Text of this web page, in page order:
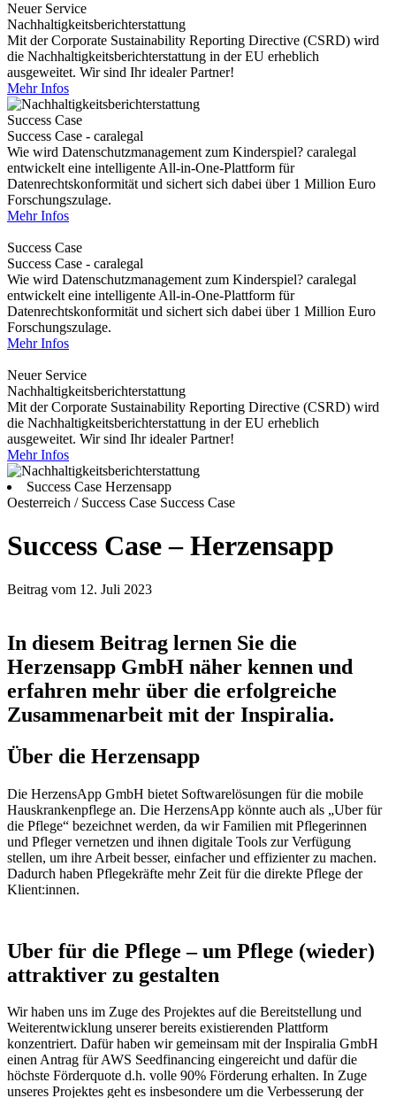
Neuer Service
Nachhaltigkeitsberichterstattung
Mit der Corporate Sustainability Reporting Directive (CSRD) wird
die Nachhaltigkeitsberichterstattung in der EU erheblich
ausgeweitet. Wir sind Ihr idealer Partner!
Mehr Infos
Success Case
Success Case - caralegal
Wie wird Datenschutzmanagement zum Kinderspiel? caralegal
entwickelt eine intelligente All-in-One-Plattform für
Datenrechtskonformität und sichert sich dabei über 1 Million Euro
Forschungszulage.
Mehr Infos
Success Case
Success Case - caralegal
Wie wird Datenschutzmanagement zum Kinderspiel? caralegal
entwickelt eine intelligente All-in-One-Plattform für
Datenrechtskonformität und sichert sich dabei über 1 Million Euro
Forschungszulage.
Mehr Infos
Neuer Service
Nachhaltigkeitsberichterstattung
Mit der Corporate Sustainability Reporting Directive (CSRD) wird
die Nachhaltigkeitsberichterstattung in der EU erheblich
ausgeweitet. Wir sind Ihr idealer Partner!
Mehr Infos
Success Case Herzensapp
Oesterreich / Success Case Success Case
Success Case – Herzensapp
Beitrag vom 12. Juli 2023
In diesem Beitrag lernen Sie die
Herzensapp GmbH näher kennen und
erfahren mehr über die erfolgreiche
Zusammenarbeit mit der Inspiralia.
Über die Herzensapp
Die HerzensApp GmbH bietet Softwarelösungen für die mobile
Hauskrankenpflege an. Die HerzensApp könnte auch als „Uber für
die Pflege“ bezeichnet werden, da wir Familien mit Pflegerinnen
und Pfleger vernetzen und ihnen digitale Tools zur Verfügung
stellen, um ihre Arbeit besser, einfacher und effizienter zu machen.
Dadurch haben Pflegekräfte mehr Zeit für die direkte Pflege der
Klient:innen.
Uber für die Pflege – um Pflege (wieder)
attraktiver zu gestalten
Wir haben uns im Zuge des Projektes auf die Bereitstellung und
Weiterentwicklung unserer bereits existierenden Plattform
konzentriert. Dafür haben wir gemeinsam mit der Inspiralia GmbH
einen Antrag für AWS Seedfinancing eingereicht und dafür die
höchste Förderquote d.h. volle 90% Förderung erhalten. In Zuge
unseres Projektes geht es insbesondere um die Verbesserung der